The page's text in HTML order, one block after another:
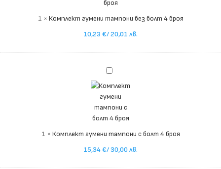
броя
1 × Комплект гумени тампони без болт 4 броя
10,23 €/ 20,01 лв.
Комплект
броя
1 × Комплект гумени тампони с болт 4 броя
15,34€/ 30,00 лв.